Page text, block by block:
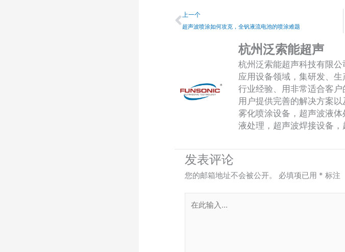
x
i
l
e
上一个
上一个
超声波喷涂如何攻克，全钒液流电池的喷涂难题
杭州泛索能超声
杭州泛索能超声科技有限
应用设备领域，集研发、
行业经验、用非常适合客
用户提供完善的解决方案
雾化喷涂设备，超声波液
液处理，超声波焊接设备，
发表评论
您的邮箱地址不会被公开。 必填项已用 * 标注